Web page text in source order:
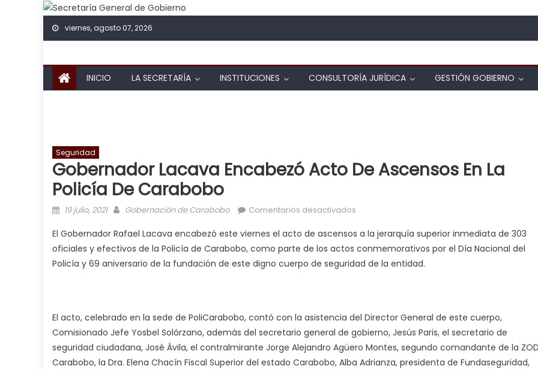
Skip to content
viernes, agosto 07, 2026
INICIO LA SECRETARÍA INSTITUCIONES CONSULTORÍA JURÍDICA GESTIÓN GOBIERNO
Seguridad
Gobernador Lacava Encabezó Acto De Ascensos En La
Policía De Carabobo
Posted on
19 julio, 2021 Author
Gobernación de Carabobo Comentarios desactivados
El Gobernador Rafael Lacava encabezó este viernes el acto de ascensos a la jerarquía superior inmediata de 303
oficiales y efectivos de la Policía de Carabobo, como parte de los actos conmemorativos por el Día Nacional del
Policía y 69 aniversario de la fundación de este digno cuerpo de seguridad de la entidad.
El acto, celebrado en la sede de PoliCarabobo, contó con la asistencia del Director General de este cuerpo,
Comisionado Jefe Yosbel Solórzano, además del secretario general de gobierno, Jesús Paris, el secretario de
seguridad ciudadana, José Ávila, el contralmirante Jorge Alejandro Agüero Montes, segundo comandante de la
Carabobo, la Dra. Elena Chacín Fiscal Superior del estado Carabobo, Alba Adrianza, presidenta de Fundaseguridad,